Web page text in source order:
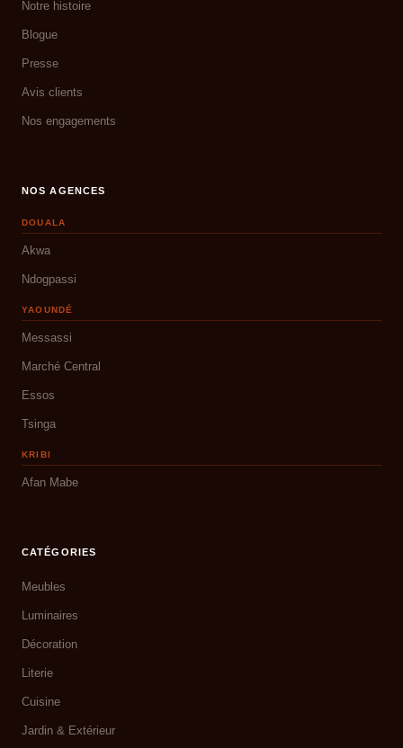
Notre histoire
Blogue
Presse
Avis clients
Nos engagements
NOS AGENCES
DOUALA
Akwa
Ndogpassi
YAOUNDÉ
Messassi
Marché Central
Essos
Tsinga
KRIBI
Afan Mabe
CATÉGORIES
Meubles
Luminaires
Décoration
Literie
Cuisine
Jardin & Extérieur